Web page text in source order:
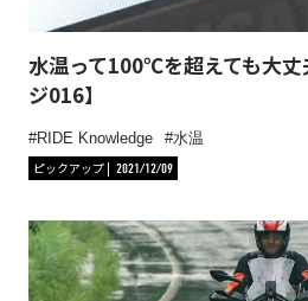
水温って100℃を超えても大丈
ジ016】
RIDE Knowledge
水温
ピックアップ
2021/12/09